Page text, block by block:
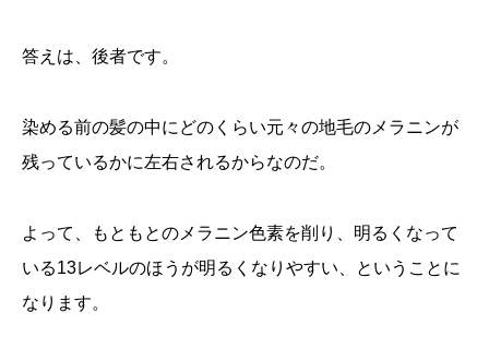
答えは、後者です。
染める前の髪の中にどのくらい元々の地毛のメラニンが
残っているかに左右されるからなのだ。
よって、もともとのメラニン色素を削り、明るくなって
いる13レベルのほうが明るくなりやすい、ということに
なります。